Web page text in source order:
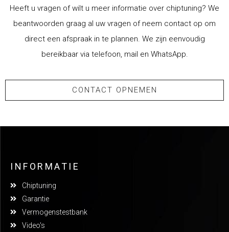
Heeft u vragen of wilt u meer informatie over chiptuning? We
beantwoorden graag al uw vragen of neem contact op om
direct een afspraak in te plannen. We zijn eenvoudig
bereikbaar via telefoon, mail en WhatsApp.
CONTACT OPNEMEN
INFORMATIE
Chiptuning
Garantie
Vermogenstestbank
Video's